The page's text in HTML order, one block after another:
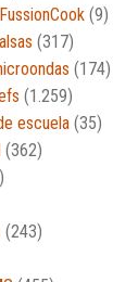
(9)
(317)
(174)
(1.259)
escuela (35)
(362)
(243)